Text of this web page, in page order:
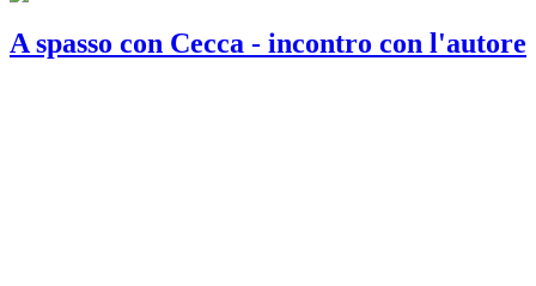
A spasso con Cecca - incontro con l'autore